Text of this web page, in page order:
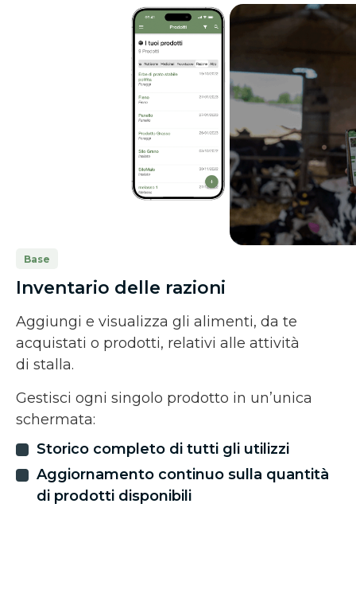
Base
Inventario delle razioni
Aggiungi e visualizza gli alimenti, da te
acquistati o prodotti, relativi alle attività
di stalla.
Gestisci ogni singolo prodotto in un’unica
schermata:
Storico completo di tutti gli utilizzi
Aggiornamento continuo sulla quantità
di prodotti disponibili